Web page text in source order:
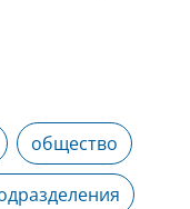
общество